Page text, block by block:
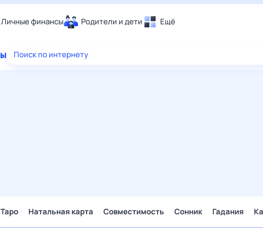
Личные финансы Родители и дети Ещё
Еда
Поиск по интернету
Таро Натальная карта Совместимость Сонник Гадания